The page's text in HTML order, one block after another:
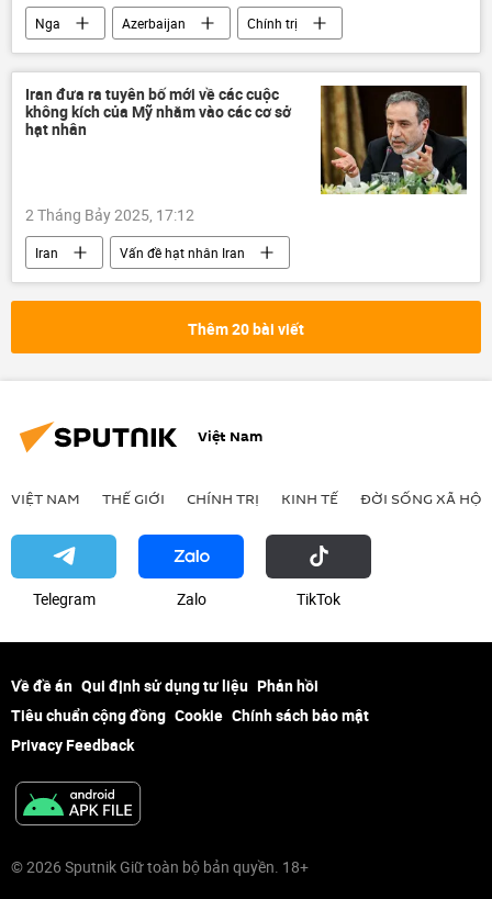
Nga Azerbaijan
Chính trị
Thế giới
Dmitry Peskov
Điện Kremlin
Kiev
Vladimir Zelensky
Iran đưa ra tuyên bố mới về các cuộc
không kích của Mỹ nhằm vào các cơ sở
hạt nhân
2 Tháng Bảy 2025, 17:12
Iran
Vấn đề hạt nhân Iran
Leo thang căng thẳng giữa Israel và Iran
Hoa Kỳ
Thêm 20 bài viết
Việt Nam
VIỆT NAM THẾ GIỚI CHÍNH TRỊ KINH TẾ ĐỜI SỐNG XÃ HỘI
Telegram Zalo ТikТоk
Về đề án Qui định sử dụng tư liệu Phản hồi
Tiêu chuẩn cộng đồng Cookie Chính sách bảo mật
Privacy Feedback
© 2026 Sputnik Giữ toàn bộ bản quyền. 18+